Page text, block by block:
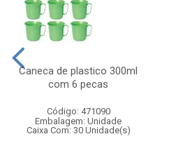
Caneca de plastico 300ml
com 6 pecas
Código: 471090
Embalagem: Unidade
Caixa Com: 30 Unidade(s)